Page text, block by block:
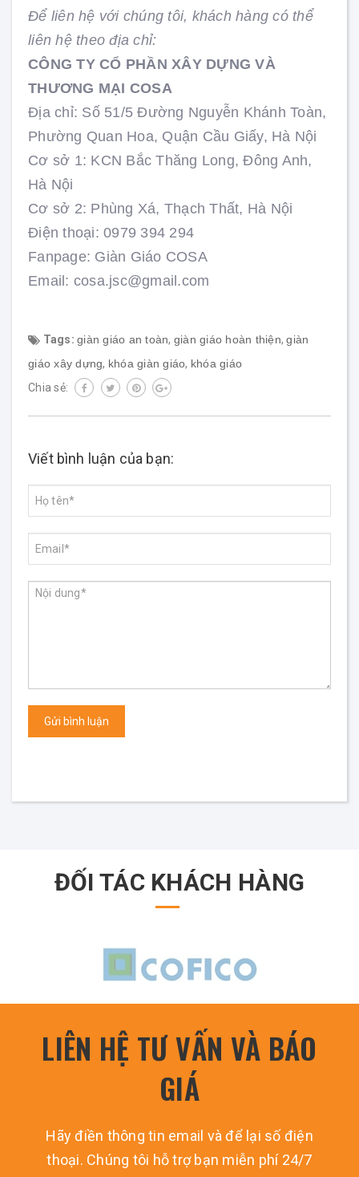
Để liên hệ với chúng tôi, khách hàng có thể
liên hệ theo địa chỉ:
CÔNG TY CỔ PHẦN XÂY DỰNG VÀ
THƯƠNG MẠI COSA
Địa chỉ: Số 51/5 Đường Nguyễn Khánh Toàn,
Phường Quan Hoa, Quận Cầu Giấy, Hà Nội
Cơ sở 1: KCN Bắc Thăng Long, Đông Anh,
Hà Nội
Cơ sở 2: Phùng Xá, Thạch Thất, Hà Nội
Điện thoại: 0979 394 294
Fanpage: Giàn Giáo COSA
Email: cosa.jsc@gmail.com
Tags: giàn giáo an toàn, giàn giáo hoàn thiện,giàn
giáo xây dựng, khóa giàn giáo, khóa giáo
Chia sẻ:
Viết bình luận của bạn:
Gửi bình luận
ĐỐI TÁC KHÁCH HÀNG
LIÊN HỆ TƯ VẤN VÀ BÁO
GIÁ
Hãy điền thông tin email và để lại số điện
thoại. Chúng tôi hỗ trợ bạn miễn phí 24/7